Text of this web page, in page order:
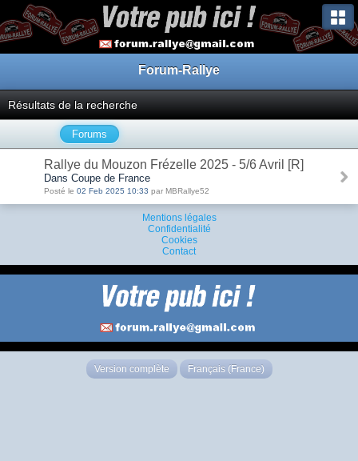
Forum-Rallye
Résultats de la recherche
Forums
Rallye du Mouzon Frézelle 2025 - 5/6 Avril [R]
Dans Coupe de France
Posté le 02 Feb 2025 10:33 par MBRallye52
Mentions légales
Confidentialité
Cookies
Contact
Version complète Français (France)